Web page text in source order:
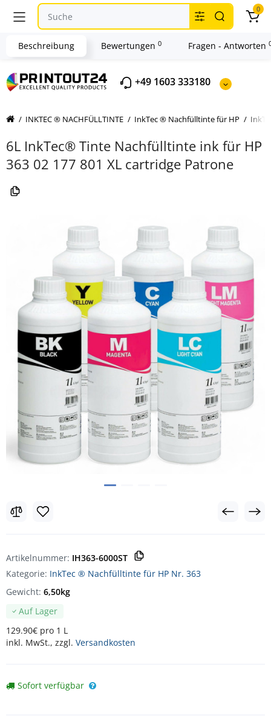
+49 1603 333180
0
INKTEC ® NACHFÜLLTINTE InkTec ® Nachfülltinte für HP
6L InkTec® Tinte Nachfülltinte ink für HP
363 02 177 801 XL cartridge Patrone
Artikelnummer: IH363-6000ST
Kategorie: InkTec ® Nachfülltinte für HP Nr. 363
Auf Lager
129.90€ pro 1 L
inkl. MwSt., zzgl. Versandkosten
Gewicht: 6,50kg
Sofort verfügbar
Beschreibung Bewertungen 0 Fragen - Antworten